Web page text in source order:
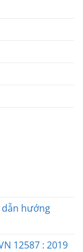
hướng
12587 : 2019